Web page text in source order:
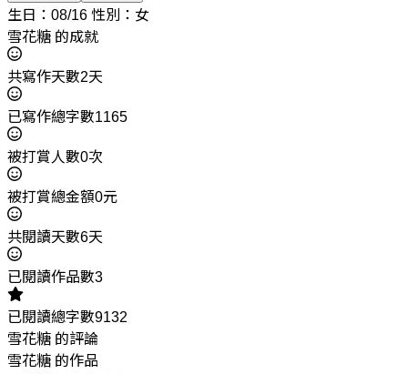
生日：08/16 性別：女
雪花糖 的成就
共寫作天數2天
已寫作總字數1165
被打賞人數0次
被打賞總金額0元
共閱讀天數6天
已閱讀作品數3
已閱讀總字數9132
雪花糖 的評論
雪花糖 的作品